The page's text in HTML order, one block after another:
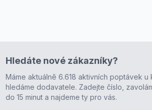
Hledáte nové zákazníky?
Máme aktuálně 6.618 aktivních poptávek u
hledáme dodavatele. Zadejte číslo,
do 15 minut a najdeme ty pro vás.